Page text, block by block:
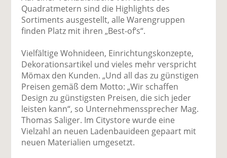
o
o
te
il
e
n
n
e
n
n
d
e
n
Quadratmetern sind die Highlights des
Sortiments ausgestellt, alle Warengruppen
finden Platz mit ihren „Best-of‘s“.
Vielfältige Wohnideen, Einrichtungskonzepte,
Dekorationsartikel und vieles mehr verspricht
Mömax den Kunden. „Und all das zu günstigen
Preisen gemäß dem Motto: „Wir schaffen
Design zu günstigsten Preisen, die sich jeder
leisten kann“, so Unternehmenssprecher Mag.
Thomas Saliger. Im Citystore wurde eine
Vielzahl an neuen Ladenbauideen gepaart mit
neuen Materialien umgesetzt.